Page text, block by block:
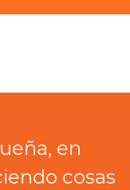
en
cosas